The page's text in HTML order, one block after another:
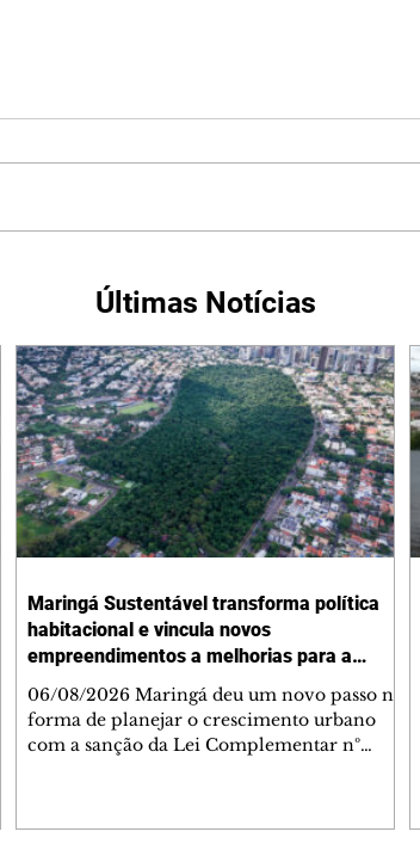
Últimas Notícias
Maringá Sustentável transforma política
habitacional e vincula novos
empreendimentos a melhorias para a
cidade
06/08/2026 Maringá deu um novo passo na
forma de planejar o crescimento urbano
com a sanção da Lei Complementar nº